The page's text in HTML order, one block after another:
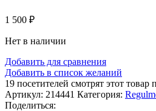
1 500 ₽
Нет в наличии
Добавить для сравнения
Добавить в список желаний
19 посетителей смотрят этот товар
Артикул: 214441 Категория:
Поделиться: